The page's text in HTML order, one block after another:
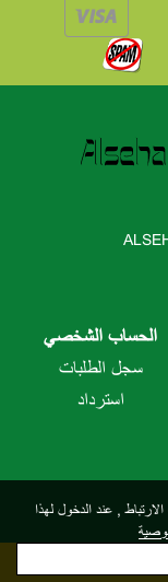
الحساب الشخصي
سجل الطلبات
استرداد
, عند الدخول لهذا